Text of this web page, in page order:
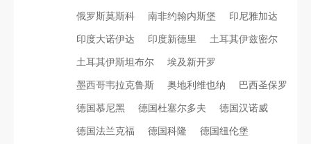
俄罗斯莫斯科 南非约翰内斯堡 印尼雅加达
印度大诺伊达 印度新德里 土耳其伊兹密尔
土耳其伊斯坦布尔 埃及新开罗
墨西哥韦拉克鲁斯 奥地利维也纳 巴西圣保罗
德国慕尼黑 德国杜塞尔多夫 德国汉诺威
德国法兰克福 德国科隆 德国纽伦堡